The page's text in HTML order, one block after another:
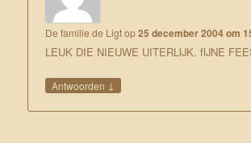
De familie de Ligtop25 december 2004 om
LEUK DIE NIEUWE UITERLIJK. fIJNE
Antwoorden ↓